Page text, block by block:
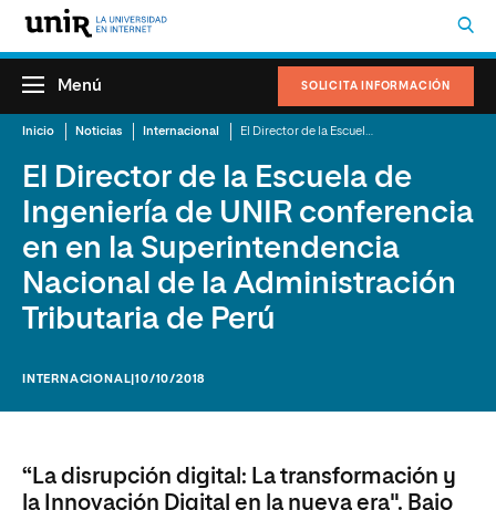
SOLICITA INFORMACIÓN
Menú
Inicio Noticias Internacional
El Director de la Escuela de
Ingeniería de UNIR conferencia
en en la Superintendencia
Nacional de la Administración
Tributaria de Perú
INTERNACIONAL |10/10/2018
“La disrupción digital: La transformación y
la Innovación Digital en la nueva era". Bajo